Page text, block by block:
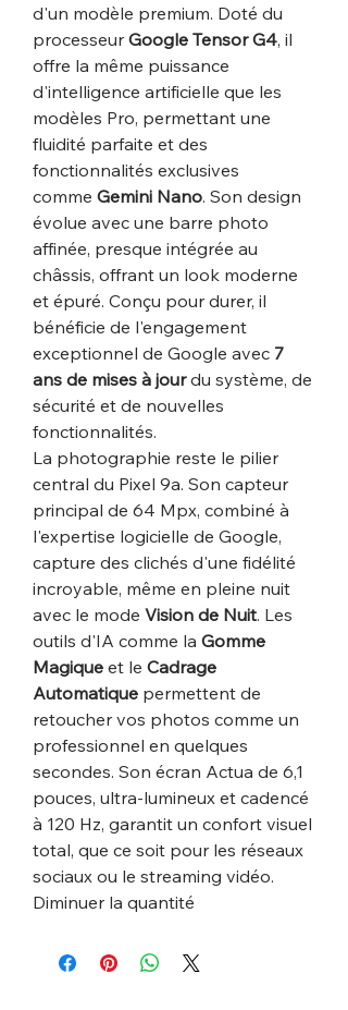
d'un modèle premium. Doté du
processeur Google Tensor G4, il
offre la même puissance
d'intelligence artificielle que les
modèles Pro, permettant une
fluidité parfaite et des
fonctionnalités exclusives
comme Gemini Nano. Son design
évolue avec une barre photo
affinée, presque intégrée au
châssis, offrant un look moderne
et épuré. Conçu pour durer, il
bénéficie de l'engagement
exceptionnel de Google avec 7
ans de mises à jourdu système, de
sécurité et de nouvelles
fonctionnalités.
La photographie reste le pilier
central du Pixel 9a. Son capteur
principal de 64 Mpx, combiné à
l'expertise logicielle de Google,
capture des clichés d'une fidélité
incroyable, même en pleine nuit
avec le mode Vision de Nuit. Les
outils d'IA comme la Gomme
Magique et le Cadrage
Automatique permettent de
retoucher vos photos comme un
professionnel en quelques
secondes. Son écran Actua de 6,1
pouces, ultra-lumineux et cadencé
à 120 Hz, garantit un confort visuel
total, que ce soit pour les réseaux
sociaux ou le streaming vidéo.
Diminuer la quantité